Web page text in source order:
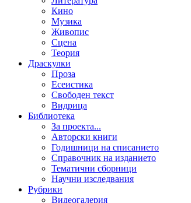
Кино
Музика
Живопис
Сцена
Теория
Драскулки
Проза
Есеистика
Свободен текст
Видрица
Библиотека
За проекта...
Авторски книги
Годишници на списанието
Справочник на изданието
Тематични сборници
Научни изследвания
Рубрики
Видеогалерия